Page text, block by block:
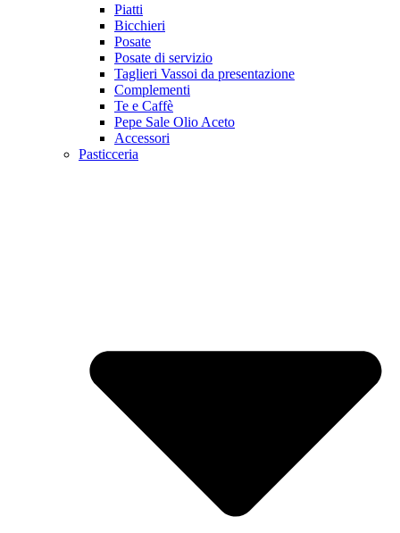
Piatti
Bicchieri
Posate
Posate di servizio
Taglieri Vassoi da presentazione
Complementi
Te e Caffè
Pepe Sale Olio Aceto
Accessori
Pasticceria